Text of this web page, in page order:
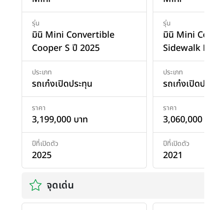
รุ่น
มินิ Mini Convertible
Cooper S ปี 2025
ประเภท
รถเก๋งเปิดประทุน
ราคา
3,199,000 บาท
ปีที่เปิดตัว
2025
รุ่น
มินิ Mini
Sidewalk
ประเภท
รถเก๋งเปิดประ
ราคา
3,060,000 บาท
ปีที่เปิดตัว
2021
จุดเด่น